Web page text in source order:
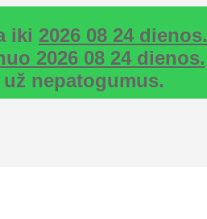
iki 2026 08 24 dienos.
2026 08 24 dienos.
nepatogumus.